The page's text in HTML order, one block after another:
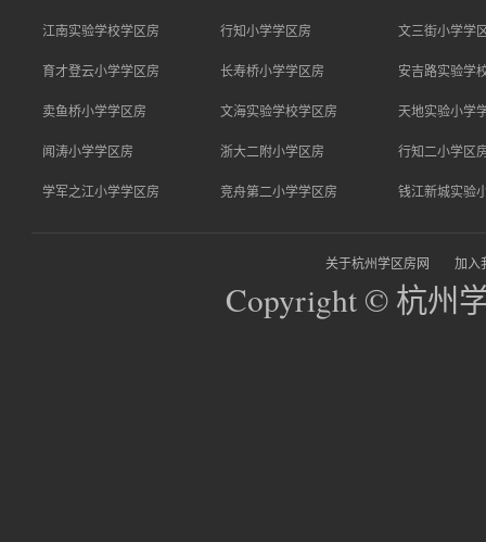
江南实验学校学区房 行知小学学区房 文三街小学学
育才登云小学学区房 长寿桥小学学区房 安吉路实验学
卖鱼桥小学学区房 文海实验学校学区房 天地实验小学
闻涛小学学区房 浙大二附小学区房 行知二小学区
学军之江小学学区房 竞舟第二小学学区房 钱江新城实验
关于杭州学区房网 加入
Copyright © 杭州